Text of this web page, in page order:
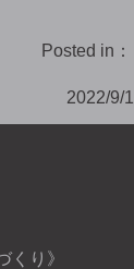
Posted in：
2022/9/1
くり》